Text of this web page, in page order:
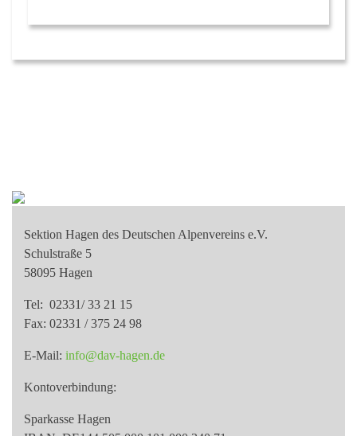
Sektion Hagen des Deutschen Alpenvereins e.V.
Schulstraße 5
58095 Hagen
Tel: 02331/ 33 21 15
Fax: 02331 / 375 24 98
E-Mail: info@dav-hagen.de
Kontoverbindung:
Sparkasse Hagen